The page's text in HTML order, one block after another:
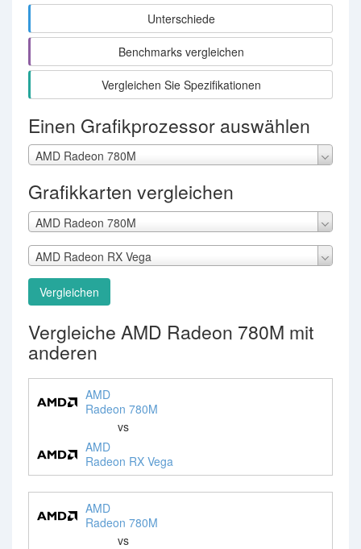
Unterschiede
Benchmarks vergleichen
Vergleichen Sie Spezifikationen
Einen Grafikprozessor auswählen
AMD Radeon 780M
Grafikkarten vergleichen
AMD Radeon 780M
AMD Radeon RX Vega
Vergleichen
Vergleiche AMD Radeon 780M mit
anderen
AMD
Radeon 780M
vs
AMD
Radeon RX Vega
AMD
Radeon 780M
vs